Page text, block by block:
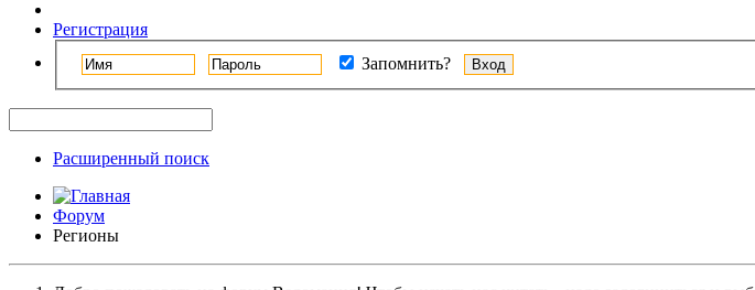
Регистрация
Запомнить?
Расширенный поиск
Форум
Регионы